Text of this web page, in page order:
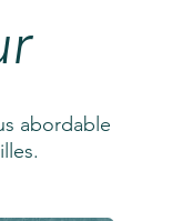
abordable